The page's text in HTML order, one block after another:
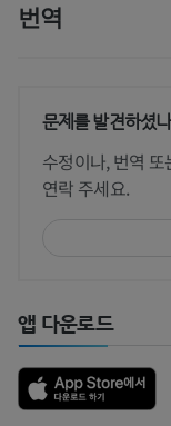
번역
문제를 발견하셨
수정이나, 번역
연락 주세요.
앱 다운로드